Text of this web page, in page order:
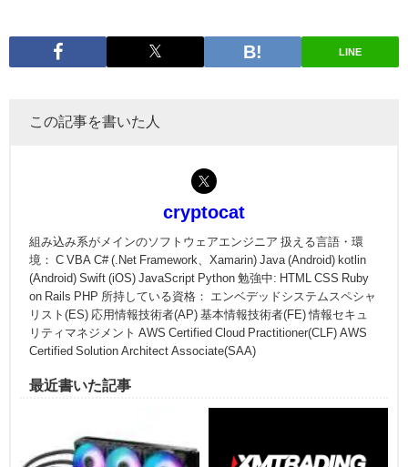
LINE
この記事を書いた人
cryptocat
組み込み系がメインのソフトウェアエンジニア 扱える言語・環
境： C VBA C# (.Net Framework、Xamarin) Java (Android) kotlin
(Android) Swift (iOS) JavaScript Python 勉強中: HTML CSS Ruby
on Rails PHP 所持している資格： エンベデッドシステムスペシャ
リスト(ES) 応用情報技術者(AP) 基本情報技術者(FE) 情報セキュ
リティマネジメント AWS Certified Cloud Practitioner(CLF) AWS
Certified Solution Architect Associate(SAA)
最近書いた記事